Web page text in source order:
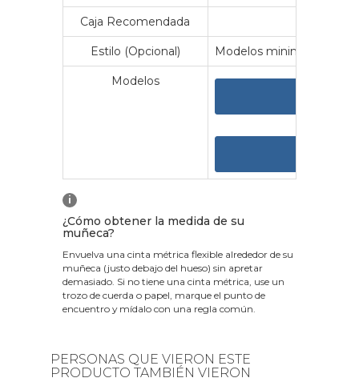
Caja Recomendada
Estilo (Opcional) Modelos minimalistas y
Modelos
i
¿Cómo obtener la medida de su
muñeca?
Envuelva una cinta métrica flexible alrededor de su
muñeca (justo debajo del hueso) sin apretar
demasiado. Si no tiene una cinta métrica, use un
trozo de cuerda o papel, marque el punto de
encuentro y mídalo con una regla común.
PERSONAS QUE VIERON ESTE
PRODUCTO TAMBIÉN VIERON